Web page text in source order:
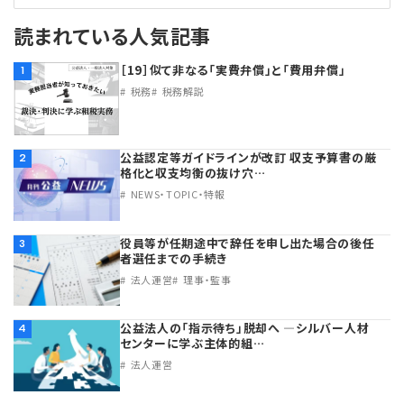
読まれている人気記事
1 ［19］似て非なる「実費弁償」と「費用弁償」
税務 税務解説
2
公益認定等ガイドラインが改訂 収支予算書の厳
格化と収支均衡の抜け穴…
NEWS・TOPIC・特報
3
役員等が任期途中で辞任を申し出た場合の後任
者選任までの手続き
法人運営 理事・監事
4
公益法人の「指示待ち」脱却へ ―シルバー人材
センターに学ぶ主体的組…
法人運営